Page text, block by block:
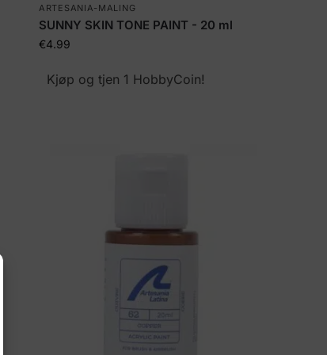
ARTESANIA-MALING
SUNNY SKIN TONE PAINT - 20 ml
€4.99
Kjøp og tjen 1 HobbyCoin!